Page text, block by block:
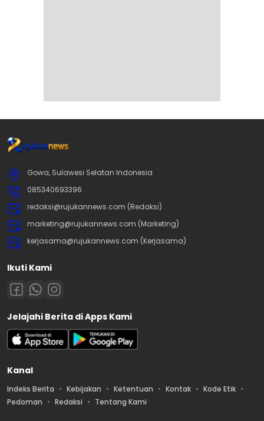
Gowa, Sulawesi Selatan Indonesia
085340693396
redaksi@rujukannews.com (Redaksi)
marketing@rujukannews.com (Marketing)
kerjasama@rujukannews.com (Kerjasama)
Ikuti Kami
Jelajahi Berita di Apps Kami
Kanal
Indeks Berita Kebijakan Ketentuan Kontak
Kode Etik
Pedoman
Redaksi Tentang Kami